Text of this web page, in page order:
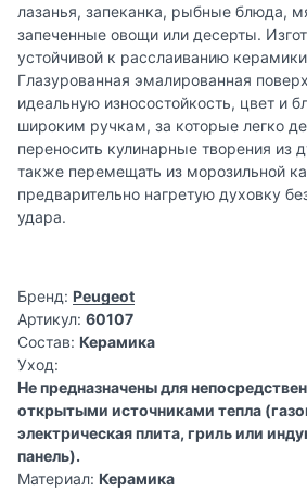
лазанья, запеканка, рыбные блюда,
запеченные овощи или десерты.
устойчивой к расслаиванию
Глазурованная эмалированная
идеальную износостойкость, цвет и
широким ручкам, за которые легко
переносить кулинарные творения из
также перемещать из морозильной
предварительно нагретую духовку
удара.
Бренд: Peugeot
Артикул: 60107
Состав: Керамика
Уход:
Не предназначены для
открытыми источниками тепла
электрическая плита, гриль или
панель).
Материал: Керамика